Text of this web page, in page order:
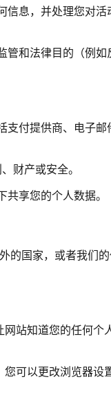
息，并处理您对
和法律目的（例
付提供商、电子
财产或安全。
享您的个人数据。
的国家，或者我们
站知道您的任何
可以更改浏览器